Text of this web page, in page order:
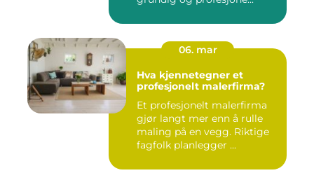
06. mar
Hva kjennetegner et
profesjonelt malerfirma?
Et profesjonelt malerfirma
gjør langt mer enn å rulle
maling på en vegg. Riktige
fagfolk planlegger ...